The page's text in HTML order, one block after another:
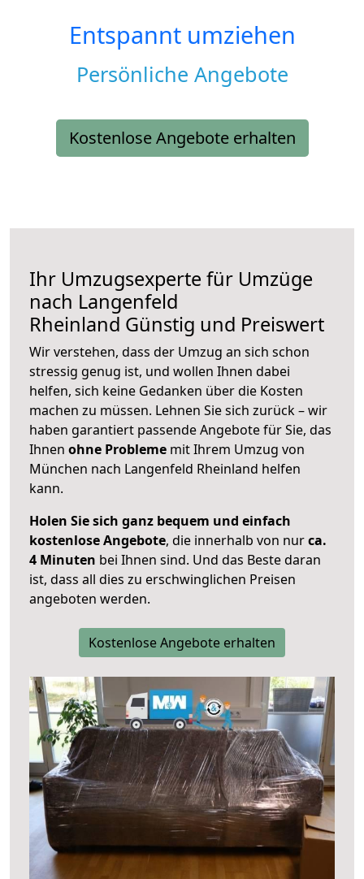
Entspannt umziehen
Persönliche Angebote
Kostenlose Angebote erhalten
Ihr Umzugsexperte für Umzüge
nach Langenfeld
Rheinland Günstig und Preiswert
Wir verstehen, dass der Umzug an sich schon
stressig genug ist, und wollen Ihnen dabei
helfen, sich keine Gedanken über die Kosten
machen zu müssen. Lehnen Sie sich zurück – wir
haben garantiert passende Angebote für Sie, das
Ihnen ohne Probleme mit Ihrem Umzug von
München nach Langenfeld Rheinland helfen
kann.
Holen Sie sich ganz bequem und einfach
kostenlose Angebote, die innerhalb von nurca.
4 Minuten bei Ihnen sind. Und das Beste daran
ist, dass all dies zu erschwinglichen Preisen
angeboten werden.
Kostenlose Angebote erhalten